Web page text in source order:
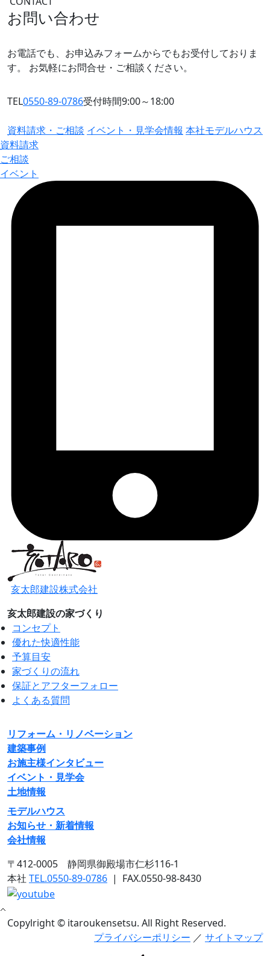
お問い合わせ
お電話でも、お申込みフォームからでもお受付しておりま
す。
お気軽にお問合せ・ご相談ください。
TEL0550-89-0786受付時間9:00～18:00
資料請求・ご相談 イベント・見学会情報 本社モデルハウス
資料請求
ご相談
イベント
亥太郎建設株式会社
亥太郎建設の家づくり
コンセプト
優れた快適性能
予算目安
家づくりの流れ
保証とアフターフォロー
よくある質問
リフォーム・リノベーション
建築事例
お施主様インタビュー
イベント・見学会
土地情報
モデルハウス
お知らせ・新着情報
会社情報
〒412-0005 静岡県御殿場市仁杉116-1
本社 TEL.0550-89-0786 | FAX.0550-98-8430
Copylright © itaroukensetsu. All Right Reserved.
プライバシーポリシー ／ サイトマップ